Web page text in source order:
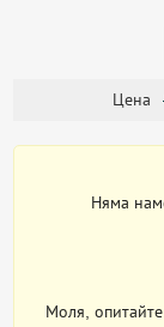
Цена
Няма
Моля,